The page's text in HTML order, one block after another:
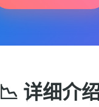
📉 详细介